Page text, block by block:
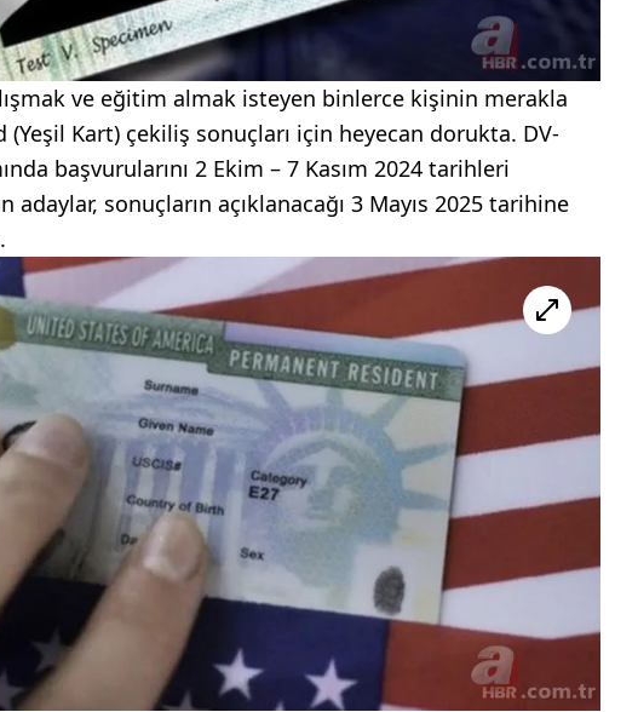
ve eğitim almak isteyen binlerce kişinin merakla
(Yeşil Kart) çekiliş sonuçları için heyecan dorukta. DV-
başvurularını 2 Ekim – 7 Kasım 2024 tarihleri
adaylar, sonuçların açıklanacağı 3 Mayıs 2025 tarihine